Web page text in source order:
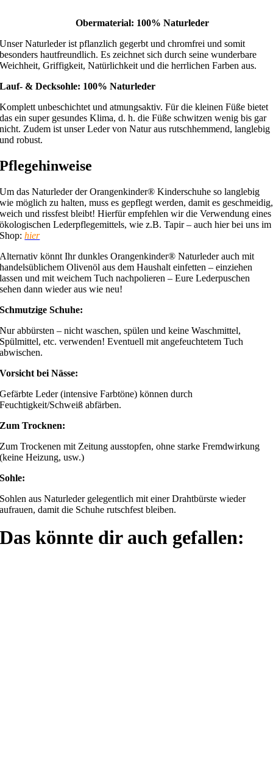
Obermaterial: 100% Naturleder
Unser Naturleder ist pflanzlich gegerbt und chromfrei und somit
besonders hautfreundlich. Es zeichnet sich durch seine wunderbare
Weichheit, Griffigkeit, Natürlichkeit und die herrlichen Farben aus.
Lauf- & Decksohle: 100% Naturleder
Komplett unbeschichtet und atmungsaktiv. Für die kleinen Füße bietet
das ein super gesundes Klima, d. h. die Füße schwitzen wenig bis gar
nicht. Zudem ist unser Leder von Natur aus rutschhemmend, langlebig
und robust.
Pflegehinweise
Um das Naturleder der Orangenkinder® Kinderschuhe so langlebig
wie möglich zu halten, muss es gepflegt werden, damit es geschmeidig,
weich und rissfest bleibt! Hierfür empfehlen wir die Verwendung eines
ökologischen Lederpflegemittels, wie z.B. Tapir – auch hier bei uns im
Shop:hier
Alternativ könnt Ihr dunkles Orangenkinder® Naturleder auch mit
handelsüblichem Olivenöl aus dem Haushalt einfetten – einziehen
lassen und mit weichem Tuch nachpolieren – Eure Lederpuschen
sehen dann wieder aus wie neu!
Schmutzige Schuhe:
Nur abbürsten – nicht waschen, spülen und keine Waschmittel,
Spülmittel, etc. verwenden! Eventuell mit angefeuchtetem Tuch
abwischen.
Vorsicht bei Nässe:
Gefärbte Leder (intensive Farbtöne) können durch
Feuchtigkeit/Schweiß abfärben.
Zum Trocknen:
Zum Trockenen mit Zeitung ausstopfen, ohne starke Fremdwirkung
(keine Heizung, usw.)
Sohle:
Sohlen aus Naturleder gelegentlich mit einer Drahtbürste wieder
aufrauen, damit die Schuhe rutschfest bleiben.
Das könnte dir auch gefallen: